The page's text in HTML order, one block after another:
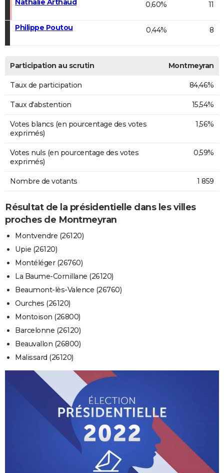
Nathalie Arthaud 0,60% 11
Philippe Poutou 0,44% 8
Participation au scrutin Montmeyran
Taux de participation 84,46%
Taux d'abstention 15,54%
Votes blancs (en pourcentage des votes
exprimés)
1,56%
Votes nuls (en pourcentage des votes
exprimés)
0,59%
Nombre de votants 1 859
Résultat de la présidentielle dans les villes
proches de Montmeyran
Montvendre (26120)
Upie (26120)
Montéléger (26760)
La Baume-Cornillane (26120)
Beaumont-lès-Valence (26760)
Ourches (26120)
Montoison (26800)
Barcelonne (26120)
Beauvallon (26800)
Malissard (26120)